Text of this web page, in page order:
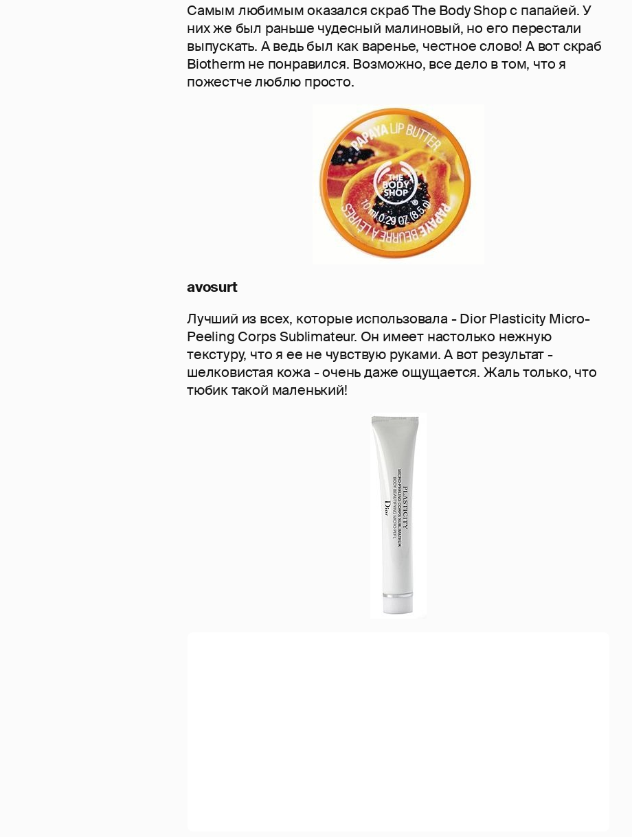
Самым любимым оказался скраб The Body Shop с папайей. У
них же был раньше чудесный малиновый, но его перестали
выпускать. А ведь был как варенье, честное слово! А вот скраб
Biotherm не понравился. Возможно, все дело в том, что я
пожестче люблю просто.
avosurt
Лучший из всех, которые использовала - Dior Plasticity Micro-
Peeling Corps Sublimateur. Он имеет настолько нежную
текстуру, что я ее не чувствую руками. А вот результат -
шелковистая кожа - очень даже ощущается. Жаль только, что
тюбик такой маленький!